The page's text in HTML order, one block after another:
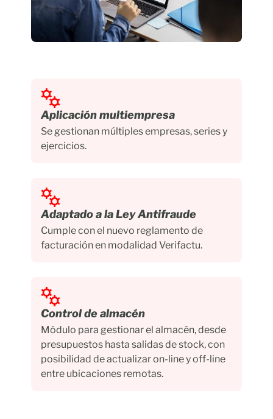
Aplicación multiempresa
Se gestionan múltiples empresas, series y
ejercicios.
Adaptado a la Ley Antifraude
Cumple con el nuevo reglamento de
facturación en modalidad Verifactu.
Control de almacén
Módulo para gestionar el almacén, desde
presupuestos hasta salidas de stock, con
posibilidad de actualizar on-line y off-line
entre ubicaciones remotas.